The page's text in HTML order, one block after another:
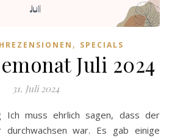
, SPECIALS
Juli 2024
31. Juli 2024
durchwachsen war. Es gab einige